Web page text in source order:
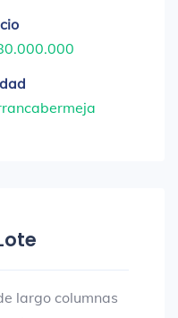
largo columnas